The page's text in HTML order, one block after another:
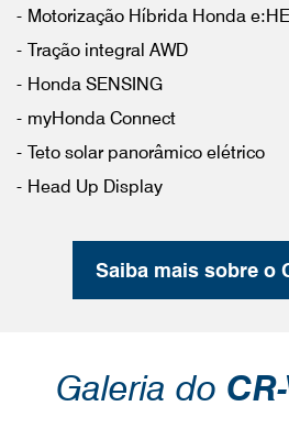
Motorização Híbrida Honda
Tração integral AWD
Honda SENSING
myHonda Connect
Teto solar panorâmico elétrico
Head Up Display
Saiba mais sobre o
Galeria do